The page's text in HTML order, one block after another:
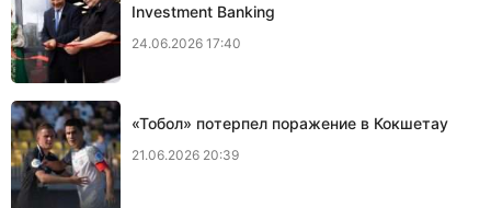
Investment Banking
24.06.2026 17:40
«Тобол» потерпел поражение в Кокшетау
21.06.2026 20:39